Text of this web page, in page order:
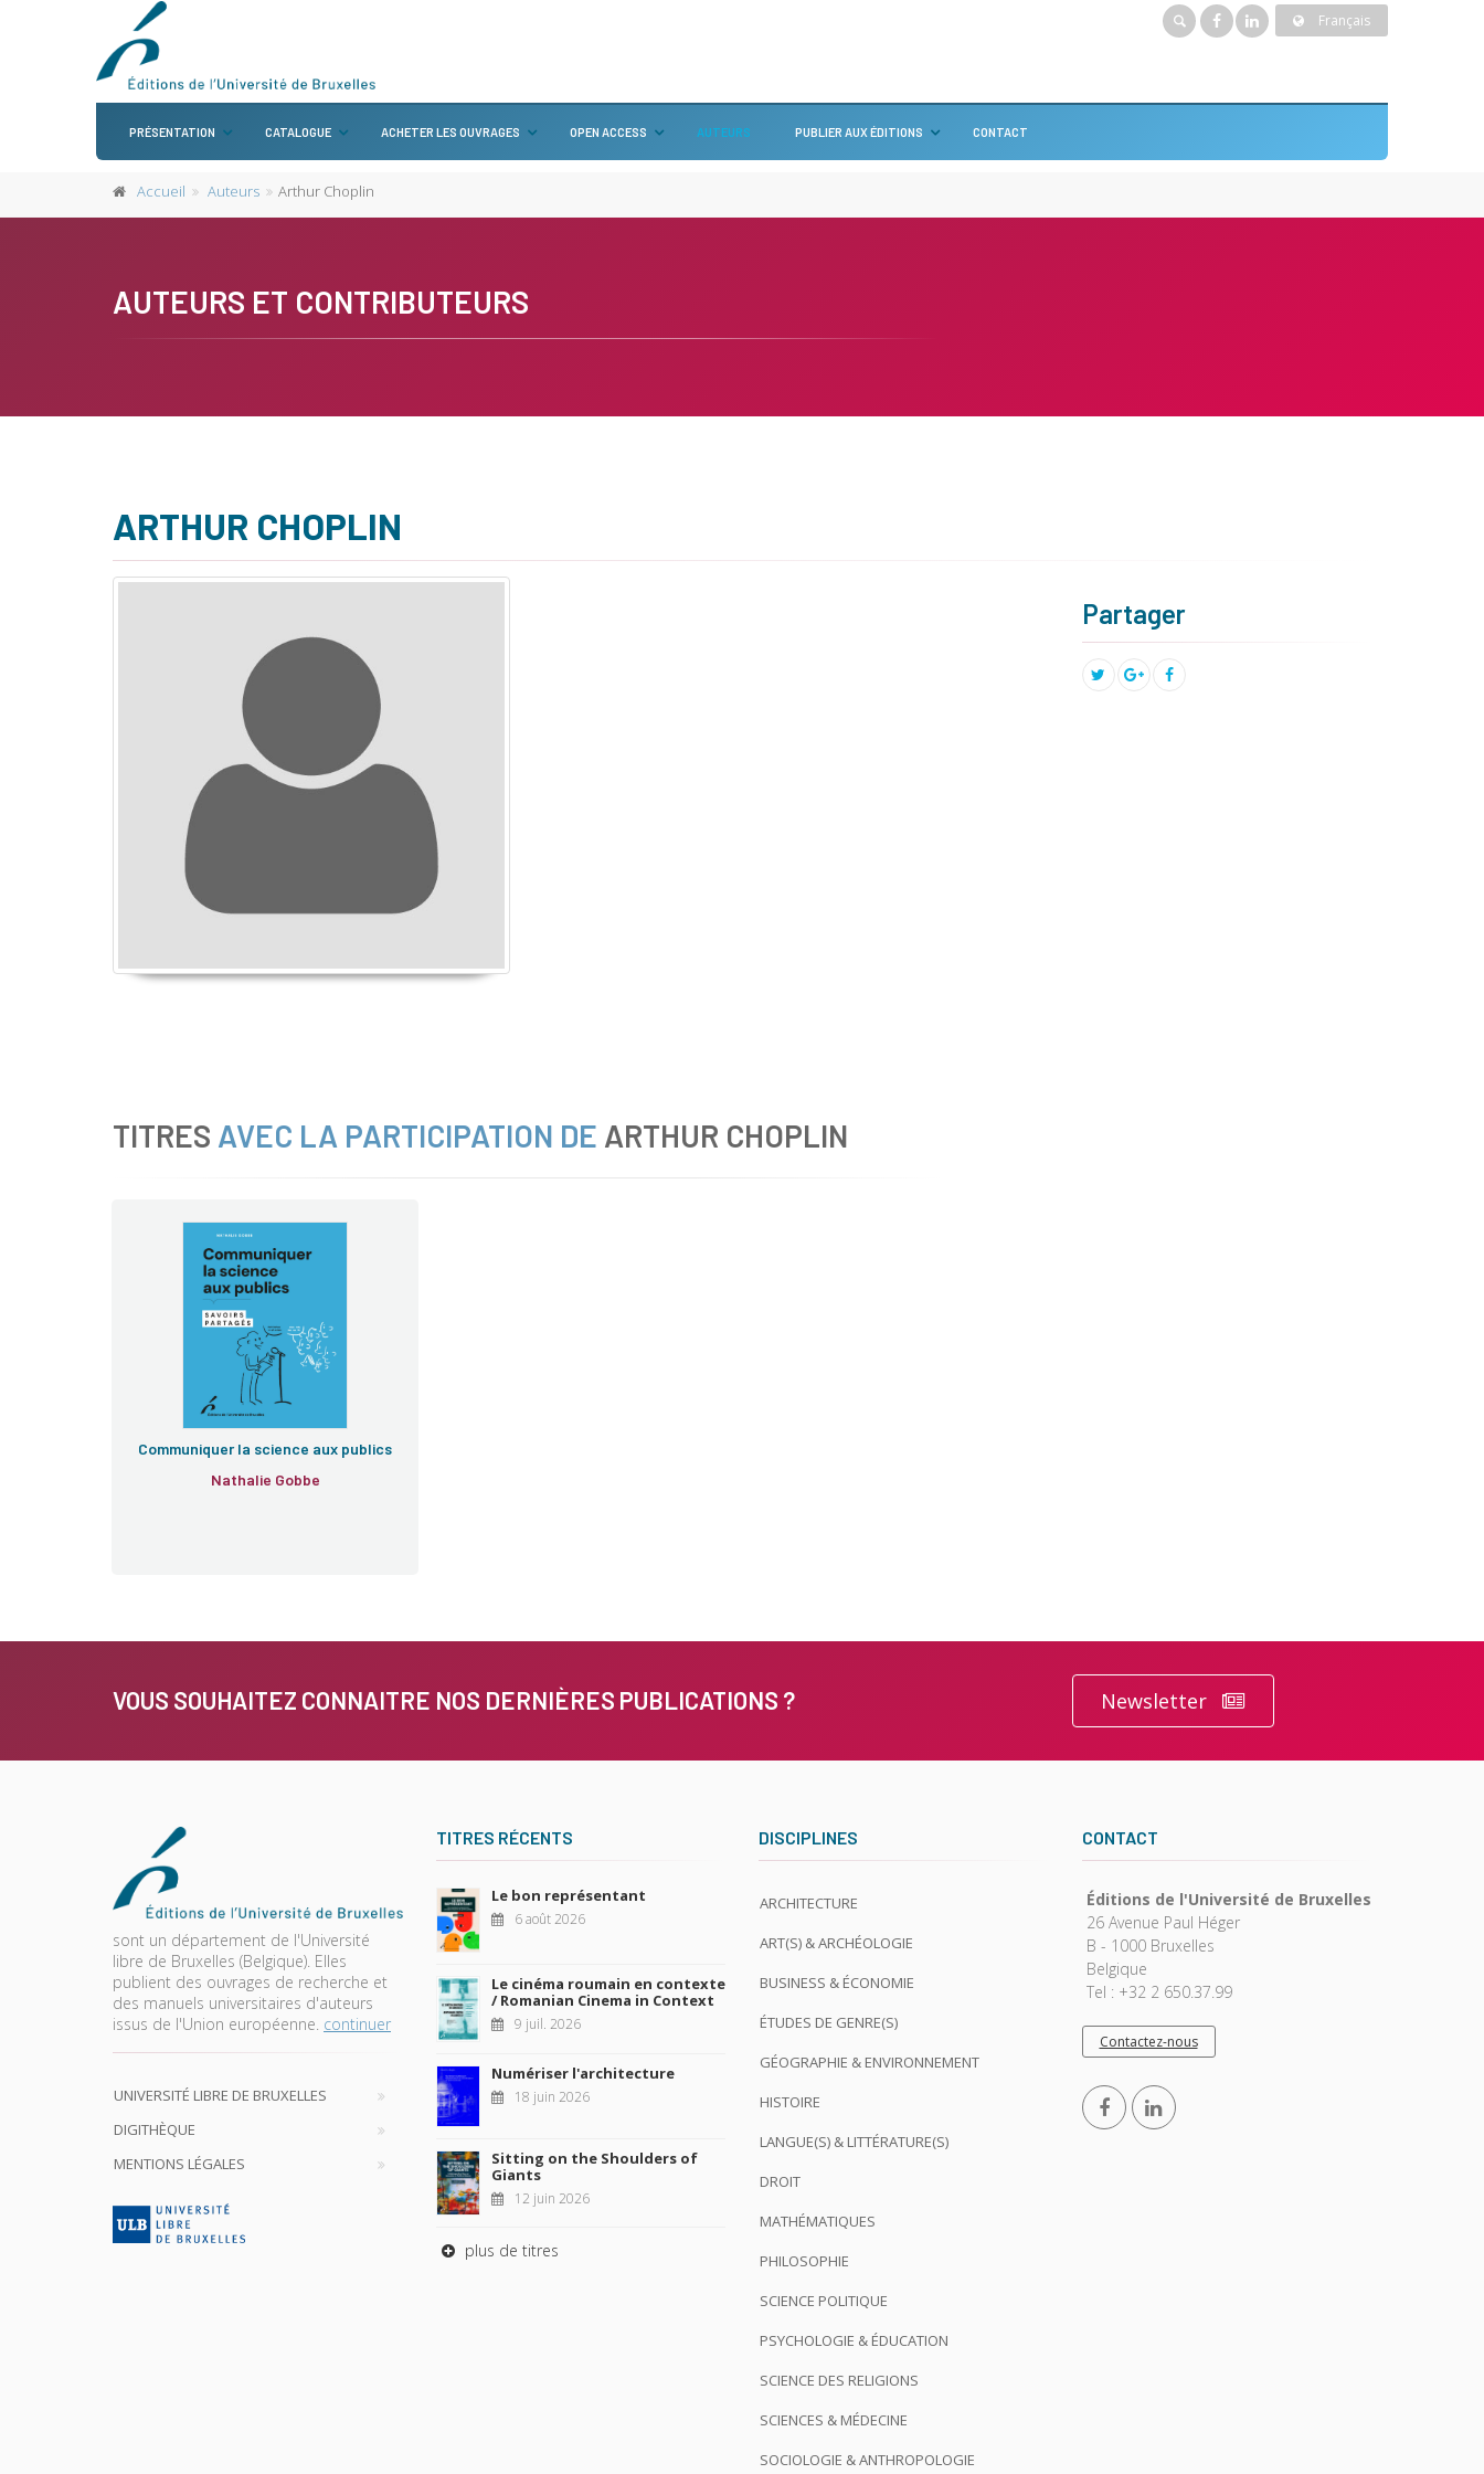
Français
PRÉSENTATION CATALOGUE ACHETER LES OUVRAGES OPEN ACCESS AUTEURS PUBLIER AUX ÉDITIONS CONTACT
Accueil Auteurs Arthur Choplin
AUTEURS ET CONTRIBUTEURS
ARTHUR CHOPLIN
Partager
TITRES AVEC LA PARTICIPATION DE ARTHUR CHOPLIN
Communiquer la science aux publics
Nathalie Gobbe
VOUS SOUHAITEZ CONNAITRE NOS DERNIÈRES PUBLICATIONS ? Newsletter
sont un département de l'Université
libre de Bruxelles (Belgique). Elles
publient des ouvrages de recherche et
des manuels universitaires d'auteurs
issus de l'Union européenne. continuer
UNIVERSITÉ LIBRE DE BRUXELLES
DIGITHÈQUE
MENTIONS LÉGALES
TITRES RÉCENTS
Le bon représentant
6 août 2026
Le cinéma roumain en contexte
/ Romanian Cinema in Context
9 juil. 2026
Numériser l'architecture
18 juin 2026
Sitting on the Shoulders of
Giants
12 juin 2026
plus de titres
DISCIPLINES
ARCHITECTURE
ART(S) & ARCHÉOLOGIE
BUSINESS & ÉCONOMIE
ÉTUDES DE GENRE(S)
GÉOGRAPHIE & ENVIRONNEMENT
HISTOIRE
LANGUE(S) & LITTÉRATURE(S)
DROIT
MATHÉMATIQUES
PHILOSOPHIE
SCIENCE POLITIQUE
PSYCHOLOGIE & ÉDUCATION
SCIENCE DES RELIGIONS
SCIENCES & MÉDECINE
SOCIOLOGIE & ANTHROPOLOGIE
CONTACT
Éditions de l'Université de Bruxelles
26 Avenue Paul Héger
B - 1000 Bruxelles
Belgique
Tel : +32 2 650.37.99
Contactez-nous